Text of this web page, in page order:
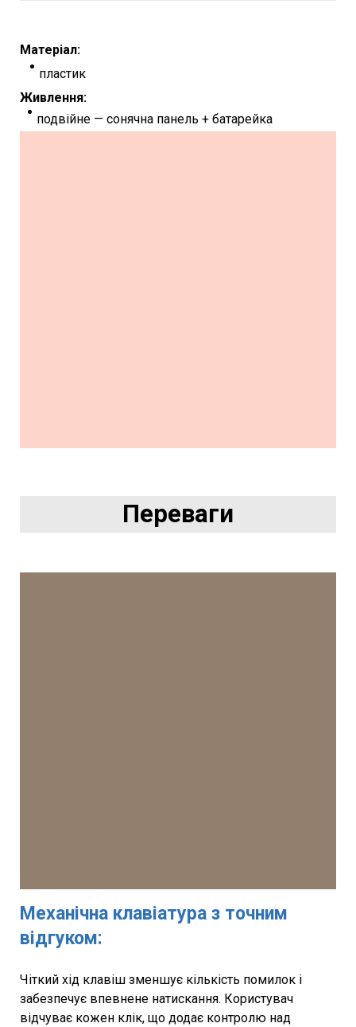
Матеріал:
пластик
Живлення:
подвійне — сонячна панель + батарейка
Переваги
Механічна клавіатура з точним
відгуком:
Чіткий хід клавіш зменшує кількість помилок і
забезпечує впевнене натискання. Користувач
відчуває кожен клік, що додає контролю над